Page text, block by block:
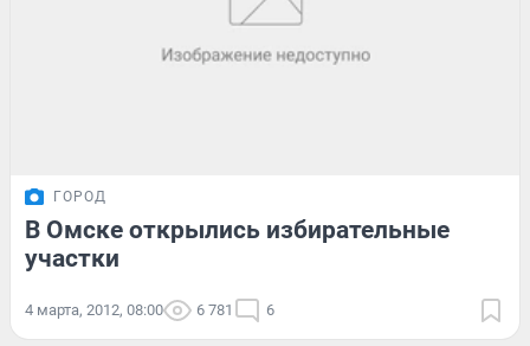
ГОРОД
В Омске открылись избирательные
участки
4 марта, 2012, 08:00 6 781 6